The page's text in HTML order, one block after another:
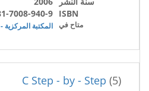
ISBN
7008-940-9
متاح في المكتبة
(5)
C Step - by - Step